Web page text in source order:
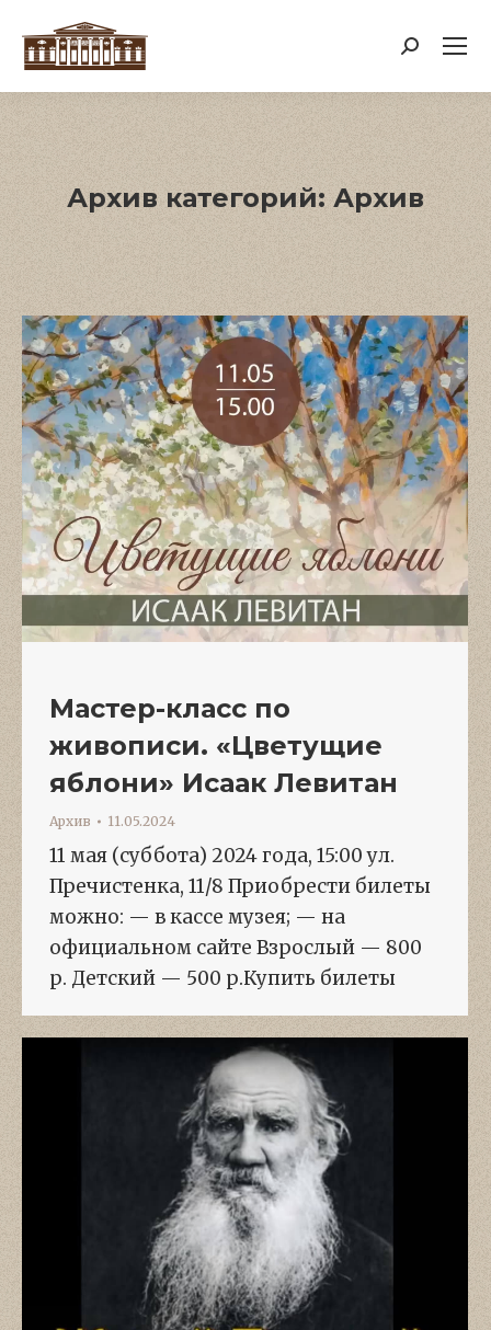
Поиск:
Архив категорий: Архив
Мастер-класс по
живописи. «Цветущие
яблони» Исаак Левитан
Архив 11.05.2024
11 мая (суббота) 2024 года, 15:00 ул.
Пречистенка, 11/8 Приобрести билеты
можно: — в кассе музея; — на
официальном сайте Взрослый — 800
р. Детский — 500 р.Купить билеты